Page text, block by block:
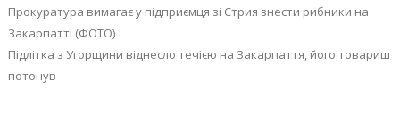
Прокуратура вимагає у підприємця зі Стрия знести рибники на
Закарпатті (ФОТО)
Підлітка з Угорщини віднесло течією на Закарпаття, його товариш
потонув